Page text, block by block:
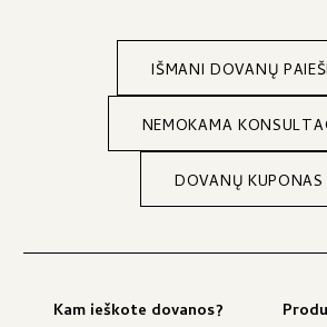
IŠMANI DOVANŲ
NEMOKAMA
DOVANŲ KUPONAS
Kam ieškote dovanos?